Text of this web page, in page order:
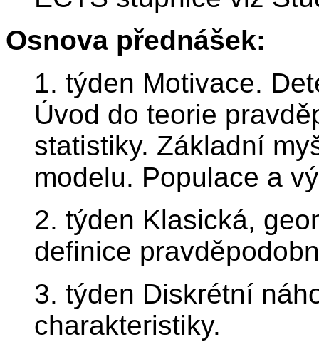
Osnova přednášek:
1. týden Motivace.
Úvod do teorie
statistiky. Základní
modelu. Populace a
2. týden Klasická,
definice
3. týden Diskrétní
charakteristiky.